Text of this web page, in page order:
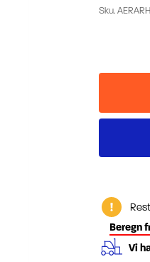
Sku.
Beregn
Vi